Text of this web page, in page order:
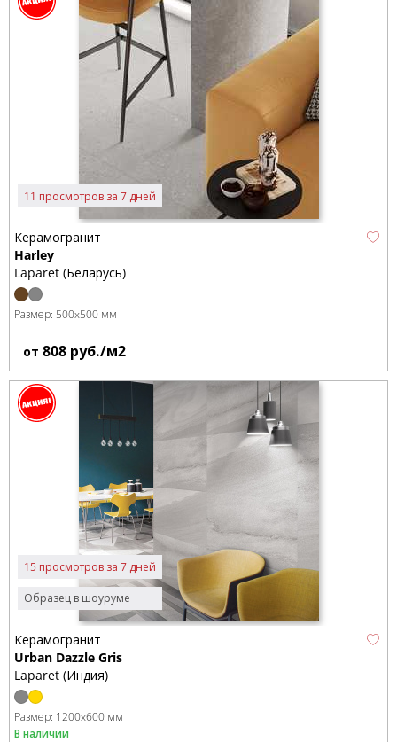
11 просмотров за 7 дней
Керамогранит
Harley
Laparet (Беларусь)
Размер: 500x500 мм
от 808 руб./м2
Образец в шоуруме
15 просмотров за 7 дней
Керамогранит
Urban Dazzle Gris
Laparet (Индия)
Размер: 1200x600 мм
В наличии